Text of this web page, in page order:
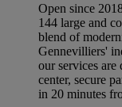
Open since
144 large and
blend of
Gennevilliers'
our services
center, secure
in 20 minutes